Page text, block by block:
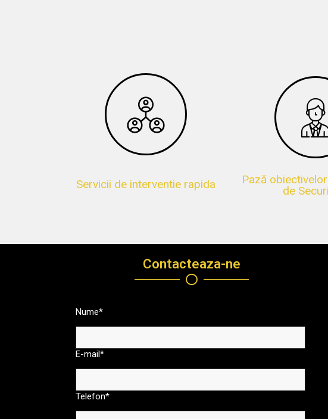
Servicii de interventie rapida
Pază
de
Contacteaza-ne
Nume*
E-mail*
Telefon*